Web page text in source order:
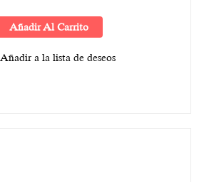
Añadir Al Carrito
Añadir a la lista de deseos